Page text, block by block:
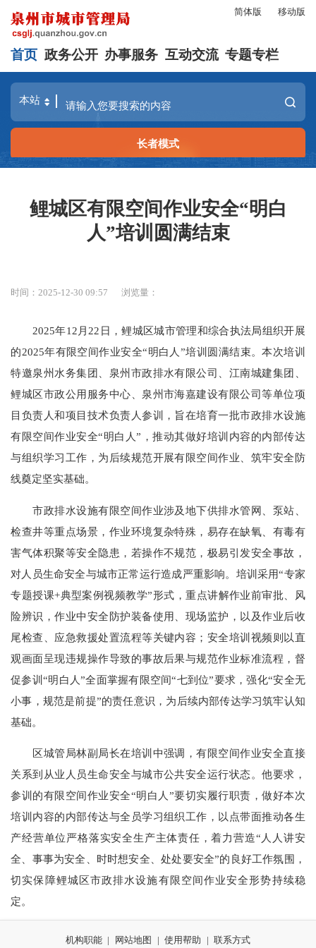
简体版 移动版
首页 政务公开 办事服务 互动交流 专题专栏
长者模式
鲤城区有限空间作业安全“明白
人”培训圆满结束
时间：2025-12-30 09:57 浏览量：
2025年12月22日，鲤城区城市管理和综合执法局组织开展
的2025年有限空间作业安全“明白人”培训圆满结束。本次培训
特邀泉州水务集团、泉州市政排水有限公司、江南城建集团、
鲤城区市政公用服务中心、泉州市海嘉建设有限公司等单位项
目负责人和项目技术负责人参训，旨在培育一批市政排水设施
有限空间作业安全“明白人”，推动其做好培训内容的内部传达
与组织学习工作，为后续规范开展有限空间作业、筑牢安全防
线奠定坚实基础。
市政排水设施有限空间作业涉及地下供排水管网、泵站、
检查井等重点场景，作业环境复杂特殊，易存在缺氧、有毒有
害气体积聚等安全隐患，若操作不规范，极易引发安全事故，
对人员生命安全与城市正常运行造成严重影响。培训采用“专家
专题授课+典型案例视频教学”形式，重点讲解作业前审批、风
险辨识，作业中安全防护装备使用、现场监护，以及作业后收
尾检查、应急救援处置流程等关键内容；安全培训视频则以直
观画面呈现违规操作导致的事故后果与规范作业标准流程，督
促参训“明白人”全面掌握有限空间“七到位”要求，强化“安全无
小事，规范是前提”的责任意识，为后续内部传达学习筑牢认知
基础。
区城管局林副局长在培训中强调，有限空间作业安全直接
关系到从业人员生命安全与城市公共安全运行状态。他要求，
参训的有限空间作业安全“明白人”要切实履行职责，做好本次
培训内容的内部传达与全员学习组织工作，以点带面推动各生
产经营单位严格落实安全生产主体责任，着力营造“人人讲安
全、事事为安全、时时想安全、处处要安全”的良好工作氛围，
切实保障鲤城区市政排水设施有限空间作业安全形势持续稳
定。
机构职能 | 网站地图 | 使用帮助 | 联系方式